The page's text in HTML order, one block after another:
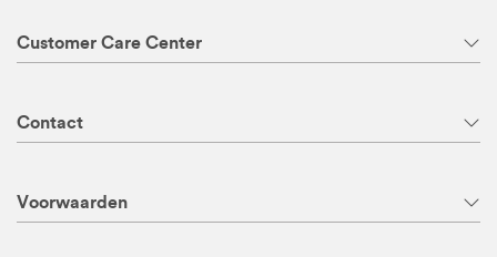
Customer Care Center
Contact
Voorwaarden